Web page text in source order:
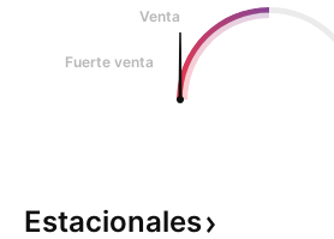
Venta
Fuerte venta
Estacionales